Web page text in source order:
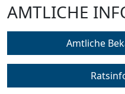
AMTLICHE
Amtliche